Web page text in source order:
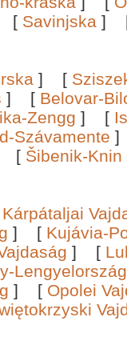
[ Savinjska ]
] [
] [ Belovar-
Zengg ] [
Szávamente
[ Šibenik-Knin
Kárpátaljai
] [ Kujávia-
] [
] [ Opolei